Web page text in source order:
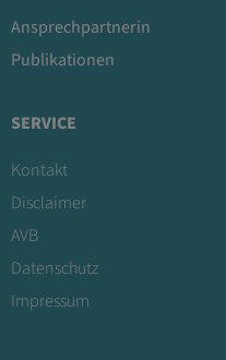
Ansprechpartnerin
Publikationen
SERVICE
Kontakt
Disclaimer
AVB
Datenschutz
Impressum